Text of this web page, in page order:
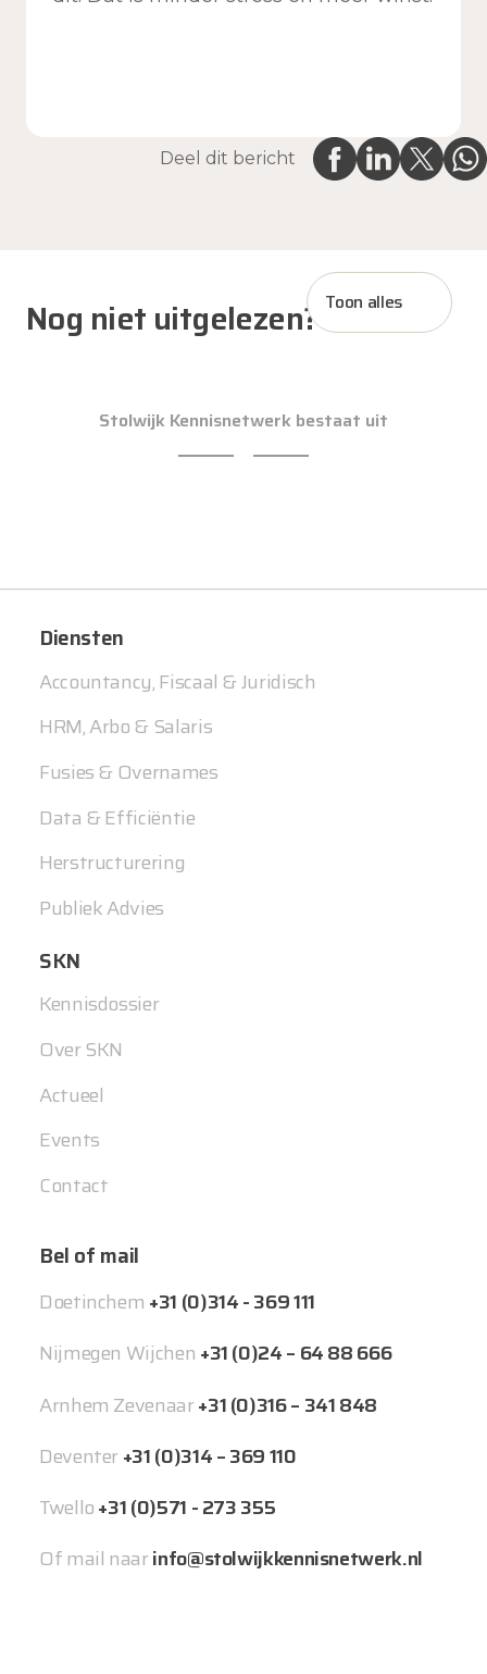
Deel dit bericht
Nog niet uitgelezen? Toon alles
Stolwijk Kennisnetwerk bestaat uit
Diensten
Accountancy, Fiscaal & Juridisch
HRM, Arbo & Salaris
Fusies & Overnames
Data & Efficiëntie
Herstructurering
Publiek Advies
SKN
Kennisdossier
Over SKN
Actueel
Events
Contact
Bel of mail
Doetinchem +31 (0)314 - 369 111
Nijmegen Wijchen +31 (0)24 – 64 88 666
Arnhem Zevenaar+31 (0)316 – 341 848
Deventer+31 (0)314 – 369 110
Twello+31 (0)571 - 273 355
Of mail naarinfo@stolwijkkennisnetwerk.nl